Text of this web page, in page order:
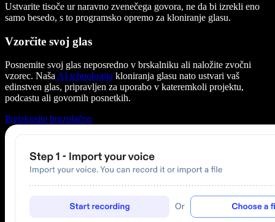
Ustvarite tisoče ur naravno zvenečega govora, ne da bi izrekli eno
samo besedo, s to programsko opremo za kloniranje glasu.
Vzorčite svoj glas
Posnemite svoj glas neposredno v brskalniku ali naložite zvočni
vzorec. NašaAI tehnologija kloniranja glasu nato ustvari vaš
edinstven glas, pripravljen za uporabo v kateremkoli projektu,
podcastu ali govornih posnetkih.
Preizkusite brezplačno